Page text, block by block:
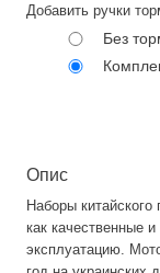
Добавить ручки
Без
Опис
Наборы
как качественные
эксплуатацию.